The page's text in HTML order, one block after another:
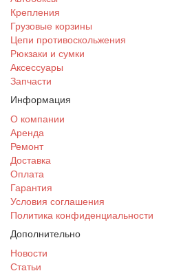
Крепления
Грузовые корзины
Цепи противоскольжения
Рюкзаки и сумки
Аксессуары
Запчасти
Информация
О компании
Аренда
Ремонт
Доставка
Оплата
Гарантия
Условия соглашения
Политика конфиденциальности
Дополнительно
Новости
Статьи